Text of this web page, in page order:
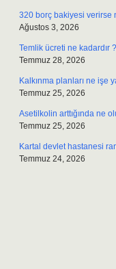
320 borç bakiyesi verirse
Ağustos 3, 2026
Temlik ücreti ne kadardır ?
Temmuz 28, 2026
Kalkınma planları ne işe
Temmuz 25, 2026
Asetilkolin arttığında ne
Temmuz 25, 2026
Kartal devlet hastanesi
Temmuz 24, 2026